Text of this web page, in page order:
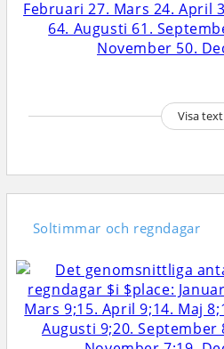
Visa text
Soltimmar och regndagar